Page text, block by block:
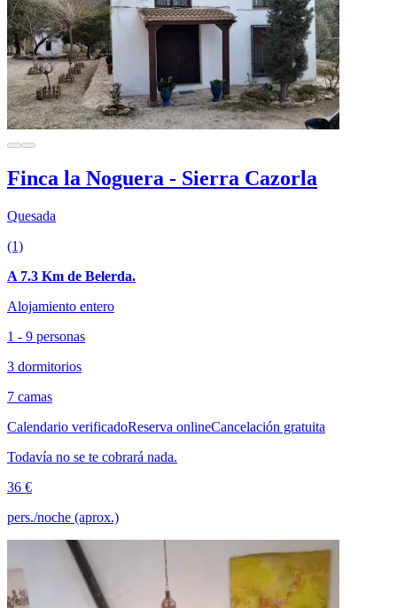
Finca la Noguera - Sierra Cazorla
Quesada
(1)
A 7.3 Km de Belerda.
Alojamiento entero
1 - 9 personas
3 dormitorios
7 camas
Calendario verificadoReserva onlineCancelación gratuita
Todavía no se te cobrará nada.
36 €
pers./noche (aprox.)